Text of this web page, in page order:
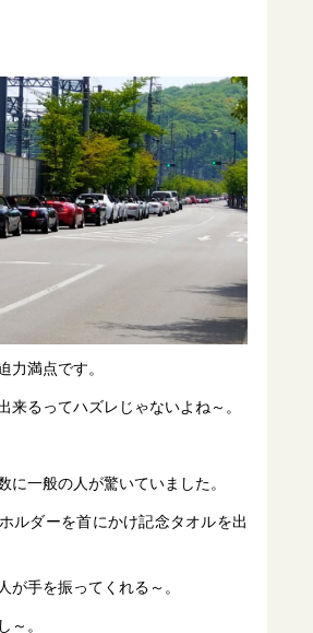
力満点です。
来るってハズレじゃないよね～。
に一般の人が驚いていました。
ルダーを首にかけ記念タオルを出
が手を振ってくれる～。
～。